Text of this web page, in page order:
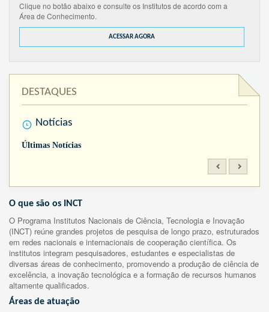
Clique no botão abaixo e consulte os Institutos de acordo com a
Área de Conhecimento.
ACESSAR AGORA
DESTAQUES
Notícias
Últimas Notícias
O que são os INCT
O Programa Institutos Nacionais de Ciência, Tecnologia e Inovação
(INCT) reúne grandes projetos de pesquisa de longo prazo, estruturados
em redes nacionais e internacionais de cooperação científica. Os
institutos integram pesquisadores, estudantes e especialistas de
diversas áreas de conhecimento, promovendo a produção de ciência de
excelência, a inovação tecnológica e a formação de recursos humanos
altamente qualificados.
Áreas de atuação